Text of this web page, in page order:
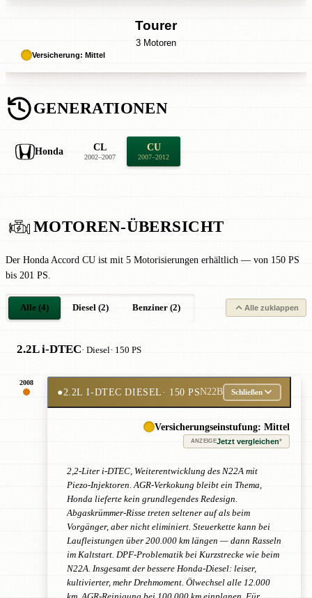
Tourer
3 Motoren
Versicherung: Mittel
GENERATIONEN
Honda CL
2002–2007
CU
2007–2012
MOTOREN-ÜBERSICHT
Der Honda Accord CU ist mit 5 Motorisierungen erhältlich — von 150 PS
bis 201 PS.
Alle (4) Diesel (2) Benziner (2) Alle zuklappen
2.2L i-DTEC· Diesel· 150 PS
2008
●2.2L I-DTEC DIESEL· 150 PSN22B Schließen
Versicherungseinstufung: Mittel
ANZEIGEJetzt vergleichen*
2,2-Liter i-DTEC, Weiterentwicklung des N22A mit
Piezo-Injektoren. AGR-Verkokung bleibt ein Thema,
Honda lieferte kein grundlegendes Redesign.
Abgaskrümmer-Risse treten seltener auf als beim
Vorgänger, aber nicht eliminiert. Steuerkette kann bei
Laufleistungen über 200.000 km längen — dann Rasseln
im Kaltstart. DPF-Problematik bei Kurzstrecke wie beim
N22A. Insgesamt der bessere Honda-Diesel: leiser,
kultivierter, mehr Drehmoment. Ölwechsel alle 12.000